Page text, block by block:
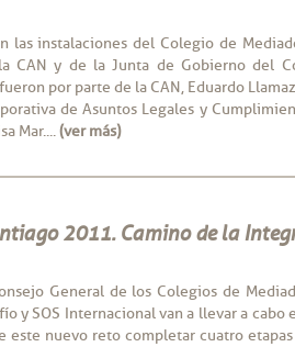
las instalaciones del Colegio de
CAN y de la Junta de Gobierno del
por parte de la CAN, Eduardo
de Asuntos Legales y
Mar....(ver más)
2011. Camino de la
General de los Colegios de
y SOS Internacional van a llevar a cabo
este nuevo reto completar cuatro